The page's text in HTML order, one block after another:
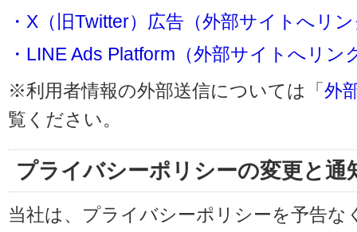
・X（旧Twitter）広告（外部サイトへリ
・LINE Ads Platform（外部サイトへリン
※利用者情報の外部送信については「外
覧ください。
プライバシーポリシーの変更と通
当社は、プライバシーポリシーを予告